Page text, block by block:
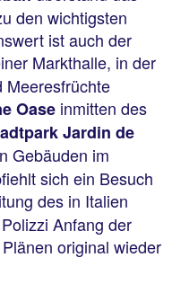
den wichtigsten
ist auch der
Markthalle, in der
Meeresfrüchte
Oase inmitten des
Jardin de
Gebäuden im
sich ein Besuch
des in Italien
Anfang der
original wieder